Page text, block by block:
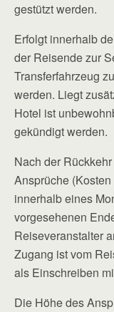
gestützt werden.
Erfolgt innerhalb
der Reisende zur
Transferfahrzeug
werden. Liegt
Hotel ist
gekündigt werden.
Nach der
Ansprüche
innerhalb eines
vorgesehenen
Reiseveranstalter
Zugang ist vom
als Einschreiben
Die Höhe des